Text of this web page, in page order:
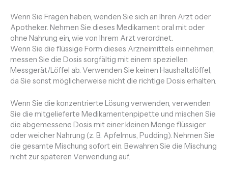
Wenn Sie Fragen haben, wenden Sie sich an Ihren Arzt oder
Apotheker. Nehmen Sie dieses Medikament oral mit oder
ohne Nahrung ein, wie von Ihrem Arzt verordnet.
Wenn Sie die flüssige Form dieses Arzneimittels einnehmen,
messen Sie die Dosis sorgfältig mit einem speziellen
Messgerät/Löffel ab. Verwenden Sie keinen Haushaltslöffel,
da Sie sonst möglicherweise nicht die richtige Dosis erhalten.
Wenn Sie die konzentrierte Lösung verwenden, verwenden
Sie die mitgelieferte Medikamentenpipette und mischen Sie
die abgemessene Dosis mit einer kleinen Menge flüssiger
oder weicher Nahrung (z. B. Apfelmus, Pudding). Nehmen Sie
die gesamte Mischung sofort ein. Bewahren Sie die Mischung
nicht zur späteren Verwendung auf.